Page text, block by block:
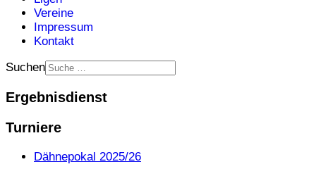
Vereine
Impressum
Kontakt
Suchen
Ergebnisdienst
Turniere
Dähnepokal 2025/26